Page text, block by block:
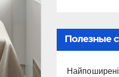
Полезные